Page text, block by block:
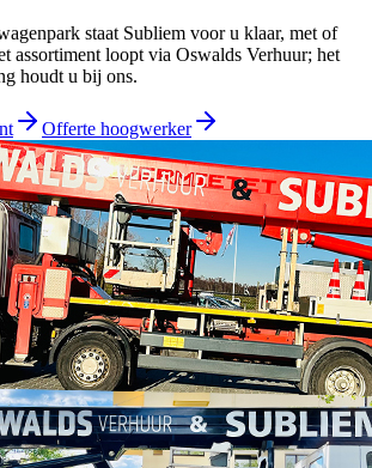
staat Subliem voor u klaar, met of
assortiment loopt via Oswalds Verhuur; het
houdt u bij ons.
Offerte hoogwerker